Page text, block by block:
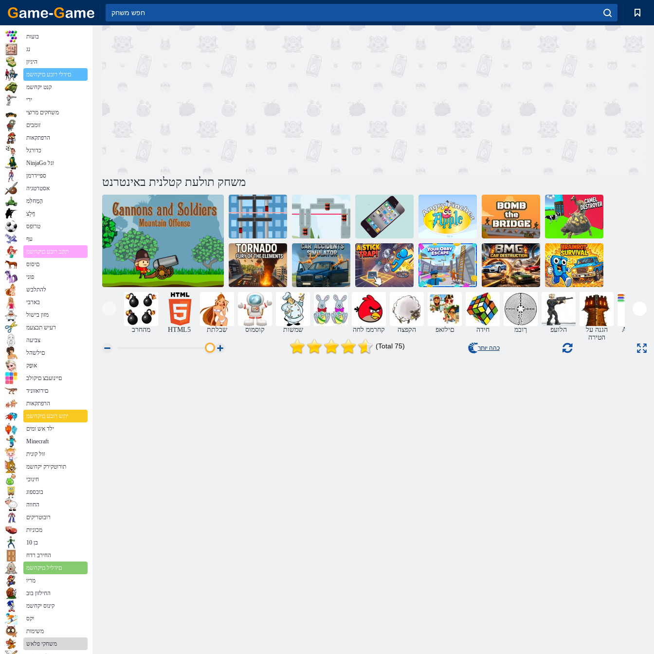
משחק תולעת קטלנית באינטרנט
Destroyer יטיס Destroyer רפוס ןופלטה תא לסחל םימעוז םיקניפ / רשגה תצצפ םילמג תתחשמ
םיטנמלאה לש
ודנרוט םעז
םיכרד תונואת
רוטלומיס
!קיטס תדוכלמ ךלש פייקסא יבוא
BMG: תוינוכמ
תדמשה
חומ טור תודרשיה
מהחרב HTML5 שבלתת קוסמוס שמשות קחרממ לחה הקפצה םילזאפ חידה ךובמ הלועפ
הגנה על
הטירה
Arkanoid
(Total 75) כהה יותר
בועות
נג
היגיון
םידלי רובע םיקחשמ
קנט יקחשמ
ירי
משחקים מרוצי
זומבים
הרפתקאות
כדורגל
NinjaGo וגל
ספיידרמן
אסטרטגיה
הָמָחלִמ
ףָלַצ
טרופס
עף
תונב רובע םיקחשמ
םיסוס
פוני
להתלבש
בארבי
מזון בישול
רעיש תבצעמ
צביעה
םילשהל
אּופָק
םיינועבצ םיקולב
םירואזוניד
הרפתקאות
יתש רובע םיקחשמ
ילד אש ומים
Minecraft
זול קונית
תורוטקירק יקחשמ
חינוכי
בובספוג
החווה
רובוטריקים
מכוניות
בן 10
החירב רדח
םידליל םיקחשמ
מריו
החילזון בוב
קינוס יקחשמ
יִקס
משימות
משחקי פלאש